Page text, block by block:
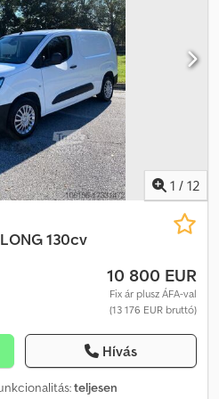
hossza:1 600 mm, rakodótér
1 200 mm, Gyártási év:
USB port, koromszűrő,
légzsák, tolóajtó
, JÁRMŰ KITŰNŐ
ELÉRHETŐ RÖVID VÁLTOZAT
Bluetooth-os autórádió MP3
Ködlámpák Sofőr légzsák 3 ülés
Tempomat Rásegített
rendszer Belső padló-
1 / 12
130cv
10 800 EUR
Fix ár plusz ÁFA-val
(13 176 EUR bruttó)
Hívás
teljesen